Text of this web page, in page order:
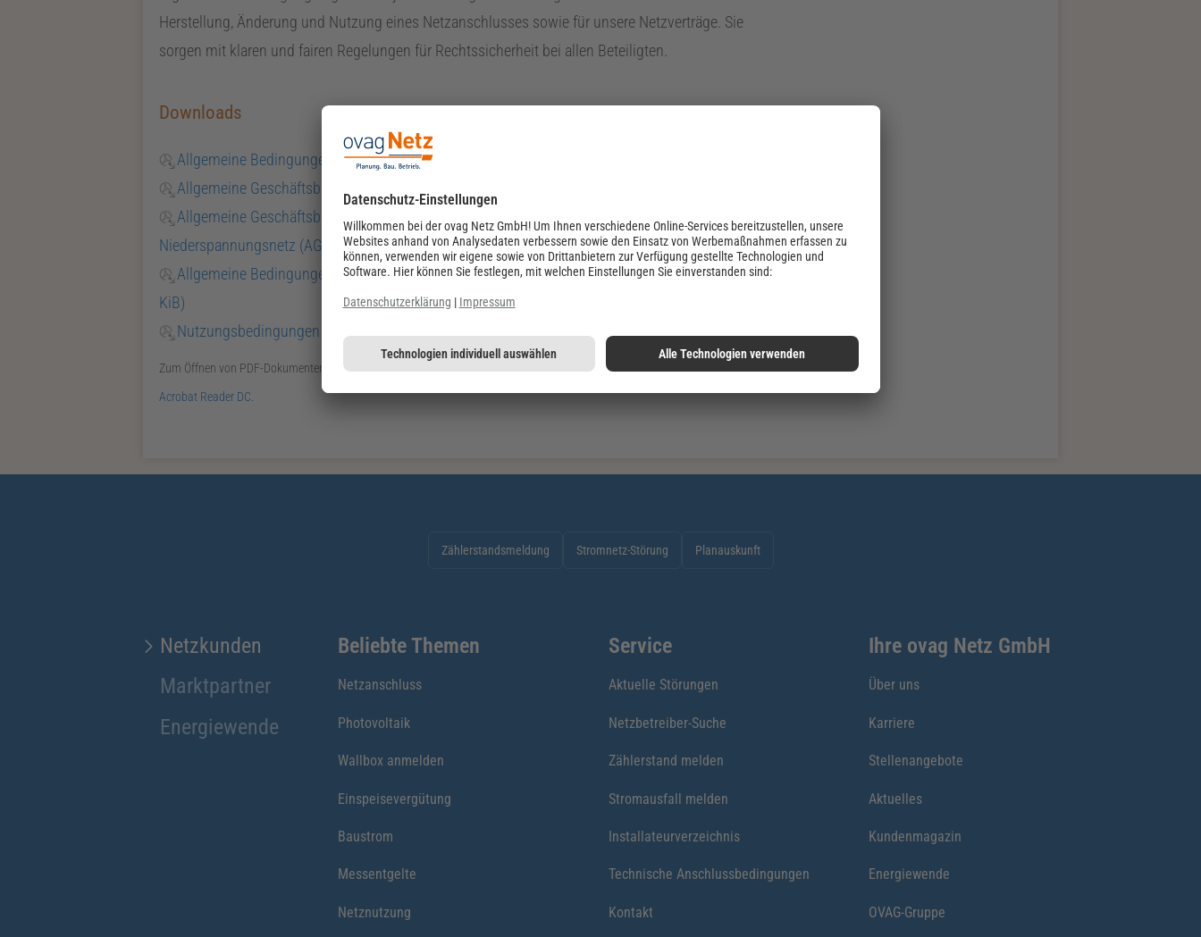
Herstellung, Änderung und Nutzung eines Netzanschlusses sowie für unsere Netzverträge. Sie
sorgen mit klaren und fairen Regelungen für Rechtssicherheit bei allen Beteiligten.
Downloads
Allgemeine Bedingungen für Lieferungen und Leistungen
Allgemeine Geschäftsbedingungen - Auftrag Netzanschluss/-Änderung (AGB-HA)
Allgemeine Geschäftsbedingungen - Netzanschluss und Anschlussnutzung im
Niederspannungsnetz (AGB-NS)(164,8 KiB)
Allgemeine Bedingungen - Steuerbare Verbrauchseinrichtungen gemäß § 14a EnWG(199,8
KiB)
Nutzungsbedingungen des ovag Netz Portals
Zum Öffnen von PDF-Dokumenten benötigen Sie das kostenlose Programm
Acrobat Reader DC
Zählerstandsmeldung Stromnetz-Störung Planauskunft
Netzkunden
Marktpartner
Energiewende
Beliebte Themen
Netzanschluss
Photovoltaik
Wallbox anmelden
Einspeisevergütung
Baustrom
Messentgelte
Netznutzung
Service
Aktuelle Störungen
Netzbetreiber-Suche
Zählerstand melden
Stromausfall melden
Installateurverzeichnis
Technische Anschlussbedingungen
Kontakt
Ihre ovag Netz GmbH
Über uns
Karriere
Stellenangebote
Aktuelles
Kundenmagazin
Energiewende
OVAG-Gruppe